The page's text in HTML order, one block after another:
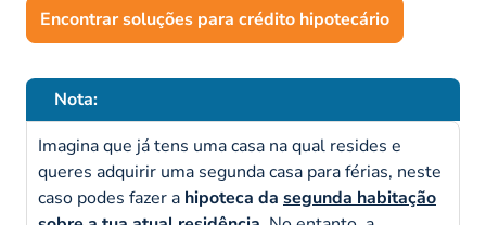
Encontrar soluções para crédito hipotecário
Nota:
Imagina que já tens uma casa na qual resides e
queres adquirir uma segunda casa para férias, neste
caso podes fazer a hipoteca da segunda habitação